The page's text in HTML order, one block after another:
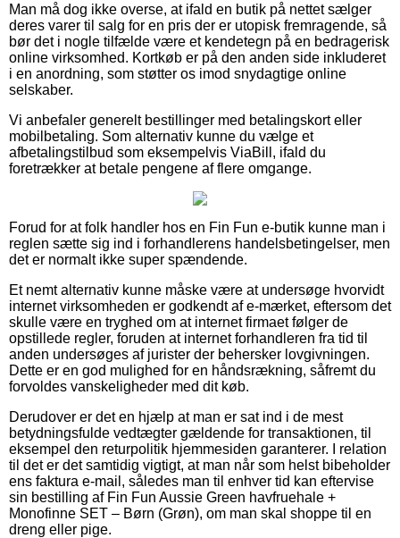
Man må dog ikke overse, at ifald en butik på nettet sælger
deres varer til salg for en pris der er utopisk fremragende, så
bør det i nogle tilfælde være et kendetegn på en bedragerisk
online virksomhed. Kortkøb er på den anden side inkluderet
i en anordning, som støtter os imod snydagtige online
selskaber.
Vi anbefaler generelt bestillinger med betalingskort eller
mobilbetaling. Som alternativ kunne du vælge et
afbetalingstilbud som eksempelvis ViaBill, ifald du
foretrækker at betale pengene af flere omgange.
Forud for at folk handler hos en Fin Fun e-butik kunne man i
reglen sætte sig ind i forhandlerens handelsbetingelser, men
det er normalt ikke super spændende.
Et nemt alternativ kunne måske være at undersøge hvorvidt
internet virksomheden er godkendt af e-mærket, eftersom det
skulle være en tryghed om at internet firmaet følger de
opstillede regler, foruden at internet forhandleren fra tid til
anden undersøges af jurister der behersker lovgivningen.
Dette er en god mulighed for en håndsrækning, såfremt du
forvoldes vanskeligheder med dit køb.
Derudover er det en hjælp at man er sat ind i de mest
betydningsfulde vedtægter gældende for transaktionen, til
eksempel den returpolitik hjemmesiden garanterer. I relation
til det er det samtidig vigtigt, at man når som helst bibeholder
ens faktura e-mail, således man til enhver tid kan eftervise
sin bestilling af Fin Fun Aussie Green havfruehale +
Monofinne SET – Børn (Grøn), om man skal shoppe til en
dreng eller pige.